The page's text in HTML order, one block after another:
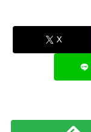
X